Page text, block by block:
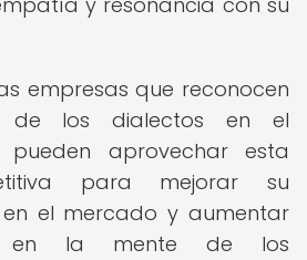
empresas que reconocen
de los dialectos en el
pueden aprovechar esta
para mejorar su
en el mercado y aumentar
en la mente de los